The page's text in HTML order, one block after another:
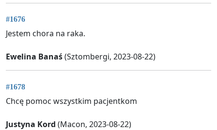
#1676
Jestem chora na raka.
Ewelina Banaś(Sztombergi, 2023-08-22)
#1678
Chcę pomoc wszystkim pacjentkom
Justyna Kord (Macon, 2023-08-22)